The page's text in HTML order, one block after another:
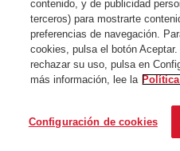
contenido, y de publicidad
terceros) para mostrarte
preferencias de navegación.
cookies, pulsa el botón
rechazar su uso, pulsa en
más información, lee la
Configuración de cookies